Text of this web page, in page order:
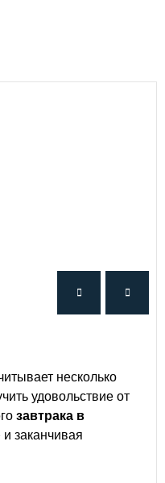
несколько
удовольствие от
завтрака в
и заканчивая